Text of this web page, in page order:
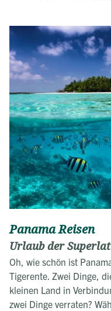
Panama Reisen
Urlaub der
Oh, wie schön ist
Tigerente. Zwei Dinge,
kleinen Land in
zwei Dinge verraten?